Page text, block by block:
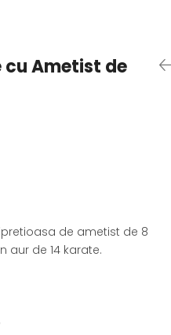
cu Ametist de
de ametist de 8
aur de 14 karate.